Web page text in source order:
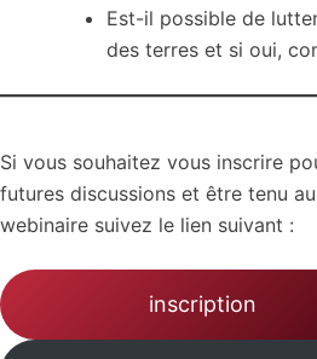
Est-il possible de
des terres et si oui,
Si vous souhaitez vous inscrire
futures discussions et être tenu
webinaire suivez le lien suivant :
inscription